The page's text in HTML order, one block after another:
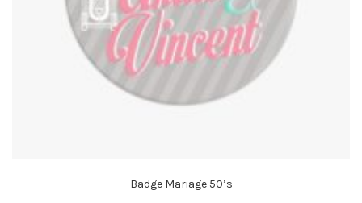
Badge Mariage 50’s